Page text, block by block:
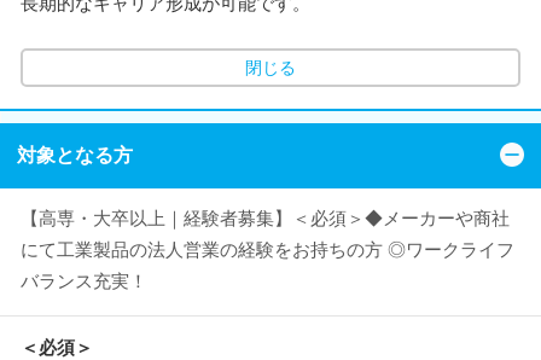
閉じる
対象となる方
【高専・大卒以上｜経験者募集】＜必須＞◆メーカーや商社
にて工業製品の法人営業の経験をお持ちの方 ◎ワークライフ
バランス充実！
＜必須＞